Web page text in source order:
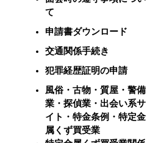
て
申請書ダウンロード
交通関係手続き
犯罪経歴証明の申請
風俗・古物・質屋・警備
業・探偵業・出会い系サ
イト・特金条例・特定金
属くず買受業